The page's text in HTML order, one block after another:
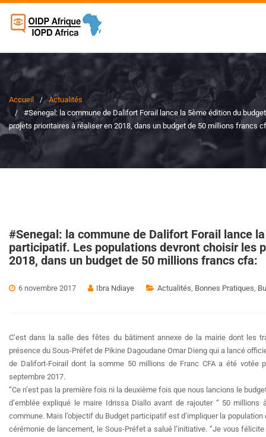
Accueil
Actualités
#Senegal: la commune de Dalifort Forail lance la 5ème édition du
projets prioritaires à réaliser en 2018, dans un budget de 50 millions francs
#Senegal: la commune de Dalifort Forail lance
participatif. Les populations devront choisir les
2018, dans un budget de 50 millions francs cfa:
6 novembre 2017 Ibra Ndiaye Actualités, Bonnes Pratiques,
C’est dans la salle des fêtes du bâtiment annexe de la mairie dont les
présence du Sous-Préfet de Pikine Dagoudane Omar Dieng qui a lancé
de Dalifort-Foirail dont la somme 50 millions de Franc CFA a été
septembre 2017.
‘’Ce n’est pas la première fois ni la deuxième fois que nous lancions le
d’emblée expliqué le maire Idrissa Diallo avant de rajouter ‘’ 50
commune. Mais l’objectif du Budget participatif est d’impliquer la population
cérémonie de lancement, le Sous-Préfet a salué l’initiative. ‘’Je vous